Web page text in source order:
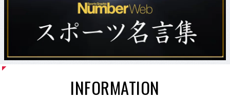
INFORMATION